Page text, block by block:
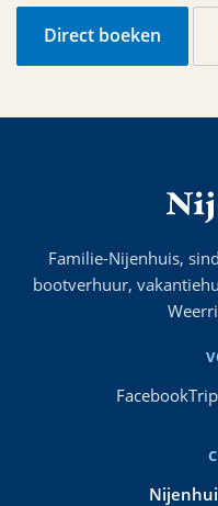
Direct boeken
Familie-Nijenhuis,
bootverhuur,
Facebook